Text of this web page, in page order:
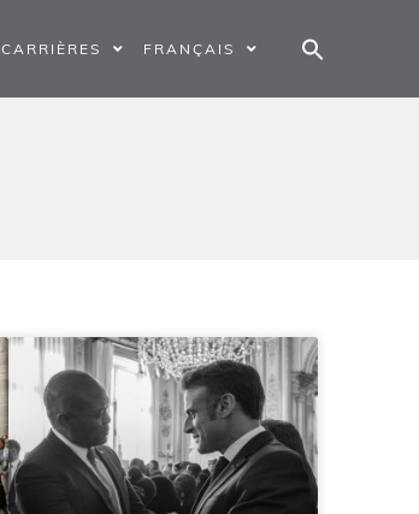
CARRIÈRES FRANÇAIS